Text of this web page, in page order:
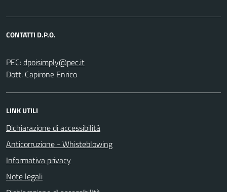
CONTATTI D.P.O.
PEC:
Dott. Capirone Enrico
LINK UTILI
Dichiarazione di accessibilità
Anticorruzione - Whisteblowing
Informativa privacy
Note legali